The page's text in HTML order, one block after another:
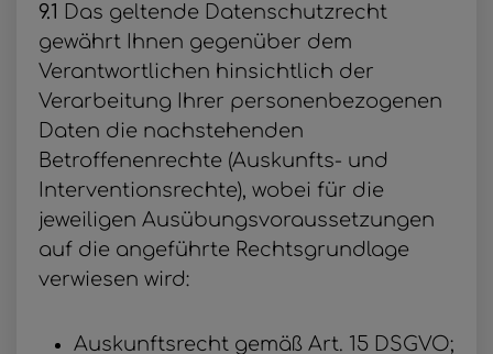
9.1 Das geltende Datenschutzrecht
gewährt Ihnen gegenüber dem
Verantwortlichen hinsichtlich der
Verarbeitung Ihrer personenbezogenen
Daten die nachstehenden
Betroffenenrechte (Auskunfts- und
Interventionsrechte), wobei für die
jeweiligen Ausübungsvoraussetzungen
auf die angeführte Rechtsgrundlage
verwiesen wird:
Auskunftsrecht gemäß Art. 15 DSGVO;